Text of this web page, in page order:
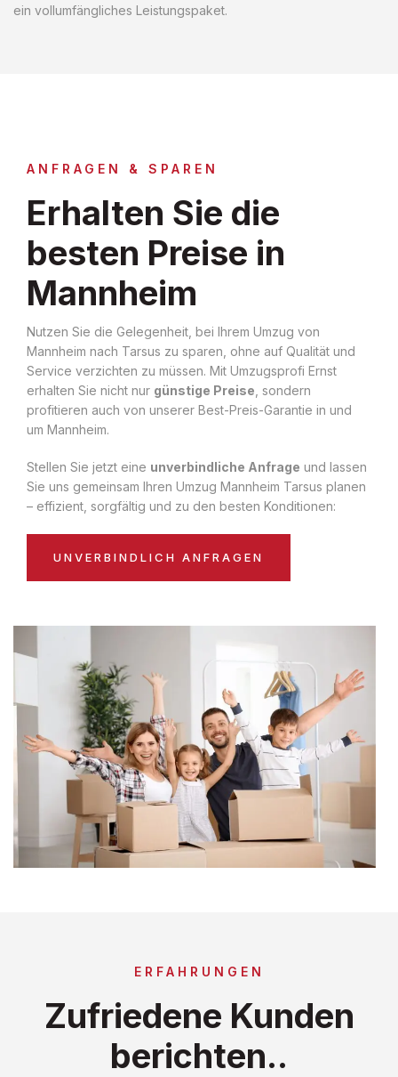
ein vollumfängliches Leistungspaket.
ANFRAGEN & SPAREN
Erhalten Sie die
besten Preise in
Mannheim
Nutzen Sie die Gelegenheit, bei Ihrem Umzug von
Mannheim nach Tarsus zu sparen, ohne auf Qualität und
Service verzichten zu müssen. Mit Umzugsprofi Ernst
erhalten Sie nicht nur günstige Preise , sondern
profitieren auch von unserer Best-Preis-Garantie in und
um Mannheim.
Stellen Sie jetzt eine unverbindliche Anfrage und lassen
Sie uns gemeinsam Ihren Umzug Mannheim Tarsus planen
– effizient, sorgfältig und zu den besten Konditionen:
UNVERBINDLICH ANFRAGEN
ERFAHRUNGEN
Zufriedene Kunden
berichten..